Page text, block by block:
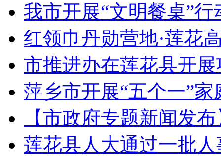
我市开展“文明餐桌”行
红领巾丹勋营地·莲花
市推进办在莲花县开
萍乡市开展“五个一”家
【市政府专题新闻发
莲花县人大通过一批